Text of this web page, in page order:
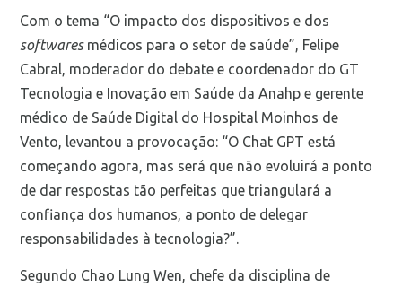
Com o tema “O impacto dos dispositivos e dos
softwaresmédicos para o setor de saúde”, Felipe
Cabral, moderador do debate e coordenador do GT
Tecnologia e Inovação em Saúde da Anahp e gerente
médico de Saúde Digital do Hospital Moinhos de
Vento, levantou a provocação: “O Chat GPT está
começando agora, mas será que não evoluirá a ponto
de dar respostas tão perfeitas que triangulará a
confiança dos humanos, a ponto de delegar
responsabilidades à tecnologia?”.
Segundo Chao Lung Wen, chefe da disciplina de